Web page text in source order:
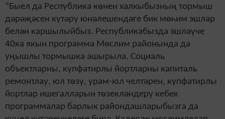
“Быел да Республика көнен халкыбызның тормыш
дәрәҗәсен күтәрү юнәлешендәге бик мөһим эшләр
белән каршылыйбыз. Республикабызда эшләүче
40ка якын программа Мөслим районында да
уңышлы тормышка ашырыла. Социаль
объектларны, күпфатирлы йортларны капиталь
ремонтлау, юл төзү, урам-юл челтәрен, күпфатирлы
йортлар ишегалларын төзекләндерү кебек
программалар барлык райондашларыбызга да